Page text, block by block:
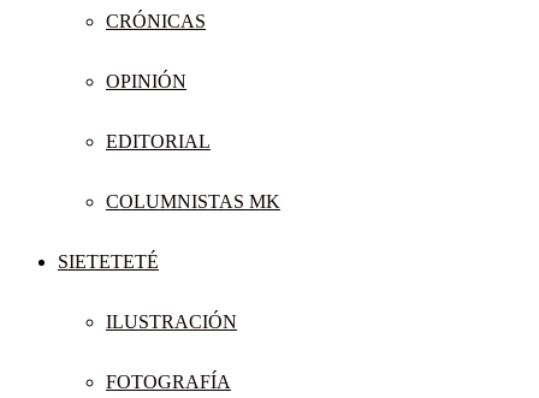
CRÓNICAS
OPINIÓN
EDITORIAL
COLUMNISTAS MK
SIETETETÉ
ILUSTRACIÓN
FOTOGRAFÍA